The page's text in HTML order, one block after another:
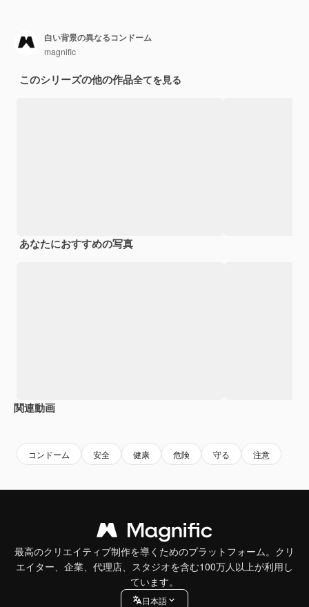
白い背景の異なるコンドーム
magnific
このシリーズの他の作品全てを見る
あなたにおすすめの写真
関連動画
コンドーム 安全 健康 危険 守る 注意
最高のクリエイティブ制作を導くためのプラットフォーム。クリ
エイター、企業、代理店、スタジオを含む100万人以上が利用し
ています。
日本語